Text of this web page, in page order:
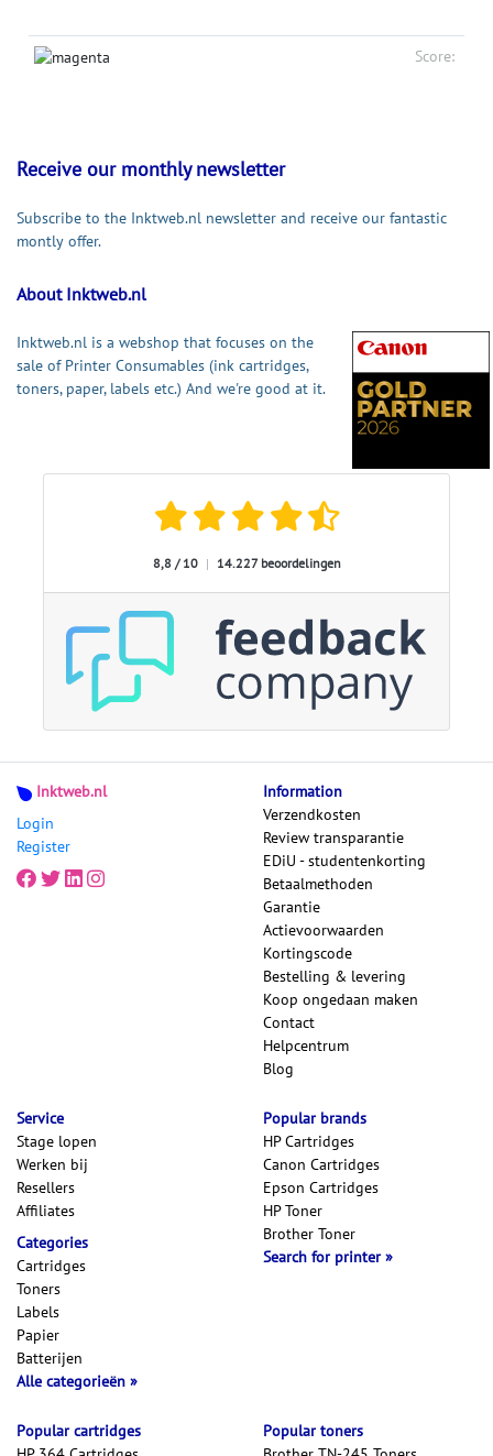
Score:
Receive our monthly newsletter
Subscribe to the Inktweb.nl newsletter and receive our fantastic
montly offer.
About Inktweb.nl
Inktweb.nl is a webshop that focuses on the
sale of Printer Consumables (ink cartridges,
toners, paper, labels etc.) And we're good at it.
8,8 / 10 | 14.227 beoordelingen
Inktweb.nl
Login
Register
Information
Verzendkosten
Review transparantie
EDiU - studentenkorting
Betaalmethoden
Garantie
Actievoorwaarden
Kortingscode
Bestelling & levering
Koop ongedaan maken
Contact
Helpcentrum
Blog
Service
Stage lopen
Werken bij
Resellers
Affiliates
Categories
Cartridges
Toners
Labels
Papier
Batterijen
Alle categorieën
Popular cartridges
Popular toners
Popular brands
HP Cartridges
Canon Cartridges
Epson Cartridges
HP Toner
Brother Toner
Search for printer